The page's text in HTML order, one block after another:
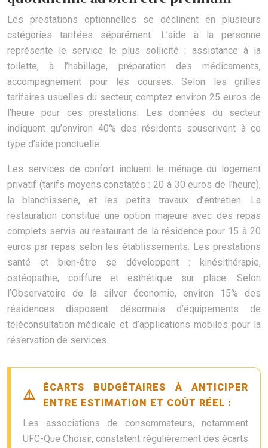
Les prestations optionnelles se déclinent en plusieurs
catégories tarifées séparément. L’aide à la personne
représente le service le plus sollicité : assistance à la
toilette, à l’habillage, préparation des médicaments,
accompagnement pour les courses. Selon les grilles
tarifaires usuelles du secteur, comptez environ 25 euros de
l’heure pour ces prestations. Les données du secteur
indiquent qu’environ 40% des résidents souscrivent à ce
type d’aide ponctuelle.
Les services de confort incluent le ménage du logement
privatif (tarifs moyens constatés : 20 à 30 euros de l’heure),
la blanchisserie, et les petits travaux d’entretien. La
restauration constitue une option majeure avec des repas
complets servis au restaurant de la résidence pour 15 à 20
euros par repas selon les établissements. Les prestations
santé et bien-être se développent : kinésithérapie,
ostéopathie, coiffure et esthétique sur place. Selon
l’Observatoire de la silver économie, environ 15% des
résidences disposent désormais d’équipements de
téléconsultation médicale et d’applications mobiles pour la
réservation de services.
ÉCARTS BUDGÉTAIRES À ANTICIPER
ENTRE ESTIMATION ET COÛT RÉEL :
Les associations de consommateurs, notamment
UFC-Que Choisir, constatent régulièrement des écarts